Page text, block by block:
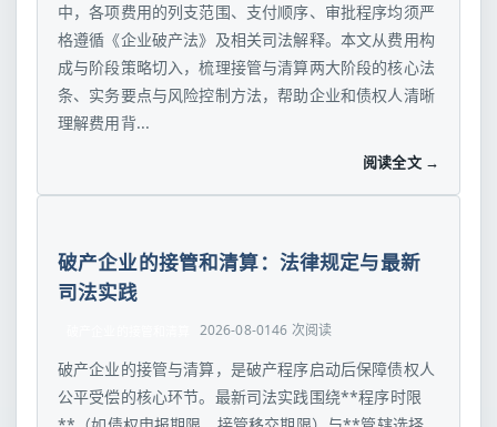
中，各项费用的列支范围、支付顺序、审批程序均须严
格遵循《企业破产法》及相关司法解释。本文从费用构
成与阶段策略切入，梳理接管与清算两大阶段的核心法
条、实务要点与风险控制方法，帮助企业和债权人清晰
理解费用背...
阅读全文 →
破产企业的接管和清算：法律规定与最新
司法实践
2026-08-0146 次阅读
破产企业的接管与清算，是破产程序启动后保障债权人
公平受偿的核心环节。最新司法实践围绕**程序时限